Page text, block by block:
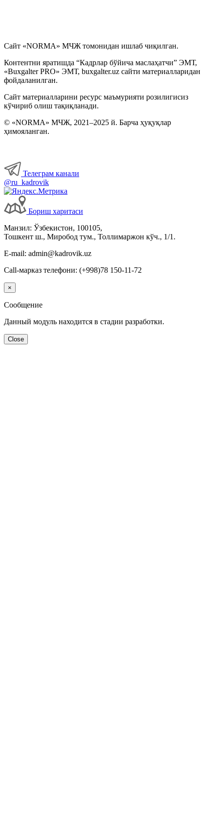
Сайт «NORMA» МЧЖ томонидан ишлаб чиқилган.
Контентни яратишда “Кадрлар бўйича маслаҳатчи” ЭМТ,
«Buxgalter PRO» ЭМТ, buxgalter.uz сайти материалларидан
фойдаланилган.
Сайт материалларини ресурс маъмурияти розилигисиз
кўчириб олиш тақиқланади.
© «NORMA» МЧЖ, 2021–2025 й. Барча ҳуқуқлар
ҳимояланган.
Телеграм канали
@ru_kadrovik
Бориш харитаси
Манзил: Ўзбекистон, 100105,
Тошкент ш., Миробод тум., Толлимаржон кўч., 1/1.
E-mail: admin@kadrovik.uz
Call-марказ телефони: (+998)78 150-11-72
×
Сообщение
Данный модуль находится в стадии разработки.
Close